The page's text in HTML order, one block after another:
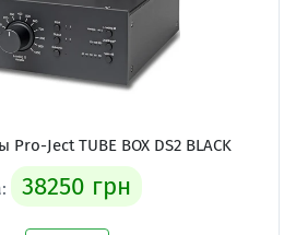
Ject TUBE BOX DS2 BLACK
38250 грн